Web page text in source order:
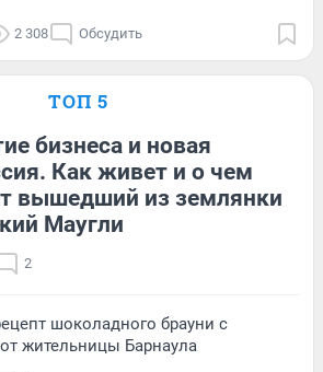
2 308 Обсудить
ТОП 5
бизнеса и новая
Как живет и о чем
вышедший из землянки
Маугли
2
шоколадного брауни с
жительницы Барнаула